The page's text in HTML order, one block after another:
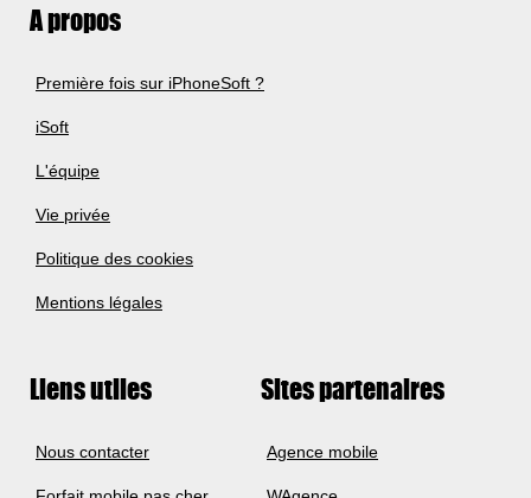
A propos
Première fois sur iPhoneSoft ?
iSoft
L'équipe
Vie privée
Politique des cookies
Mentions légales
Liens utiles
Nous contacter
Sites partenaires
Agence mobile